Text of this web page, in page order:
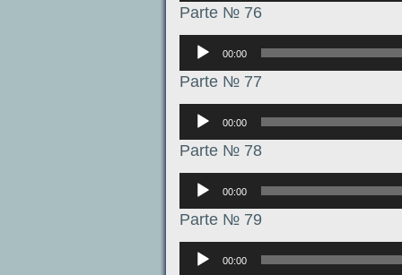
Parte № 76
Аудиоплеер
00:00
Parte № 77
Аудиоплеер
00:00
Parte № 78
Аудиоплеер
00:00
Parte № 79
Аудиоплеер
00:00